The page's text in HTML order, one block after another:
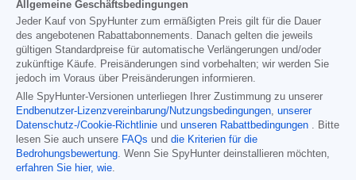
Allgemeine Geschäftsbedingungen
Jeder Kauf von SpyHunter zum ermäßigten Preis gilt für die Dauer
des angebotenen Rabattabonnements. Danach gelten die jeweils
gültigen Standardpreise für automatische Verlängerungen und/oder
zukünftige Käufe. Preisänderungen sind vorbehalten; wir werden Sie
jedoch im Voraus über Preisänderungen informieren.
Alle SpyHunter-Versionen unterliegen Ihrer Zustimmung zu unserer
Endbenutzer-Lizenzvereinbarung/Nutzungsbedingungen, unserer
Datenschutz-/Cookie-Richtlinie und unseren Rabattbedingungen . Bitte
lesen Sie auch unsere FAQs und die Kriterien für die
Bedrohungsbewertung. Wenn Sie SpyHunter deinstallieren möchten,
erfahren Sie hier, wie.